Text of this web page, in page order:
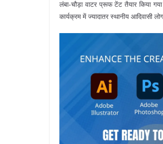
लंबा-चौड़ा वाटर प्रूफ टेंट तैयार किया
कार्यक्रम में ज्यादातर स्थानीय आदिवासी